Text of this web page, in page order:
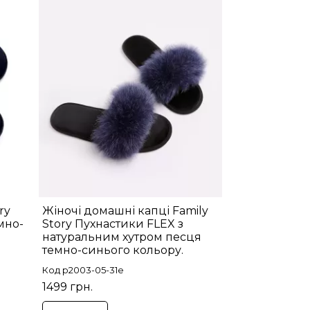
Жіночі домашні капці Family
Story Пухнастики FLEX з
натуральним хутром песця
темно-синього кольору.
Код p2003-05-31e
1499 грн.